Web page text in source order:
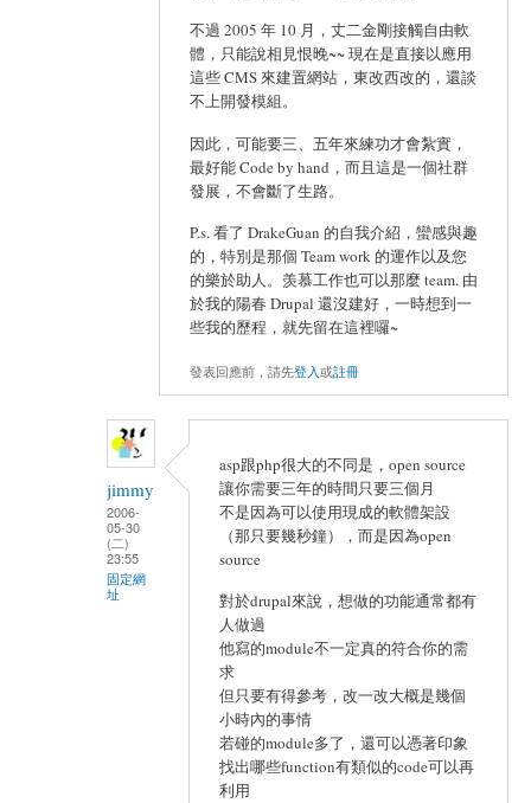
不過 2005 年 10 月，丈二金剛接觸自由軟
體，只能說相見恨晚~~ 現在是直接以應用
這些 CMS 來建置網站，東改西改的，還談
不上開發模組。
因此，可能要三、五年來練功才會紮實，
最好能 Code by hand，而且這是一個社群
發展，不會斷了生路。
P.s. 看了 DrakeGuan 的自我介紹，蠻感與趣
的，特別是那個 Team work 的運作以及您
的樂於助人。羡慕工作也可以那麼 team. 由
於我的陽春 Drupal 還沒建好，一時想到一
些我的歷程，就先留在這裡囉~
發表回應前，請先登入或註冊
jimmy
2006-
05-30
(二)
23:55
固定網
址
asp跟php很大的不同是，open source
讓你需要三年的時間只要三個月
不是因為可以使用現成的軟體架設
（那只要幾秒鐘），而是因為open
source
對於drupal來說，想做的功能通常都有
人做過
他寫的module不一定真的符合你的需
求
但只要有得參考，改一改大概是幾個
小時內的事情
若碰的module多了，還可以憑著印象
找出哪些function有類似的code可以再
利用